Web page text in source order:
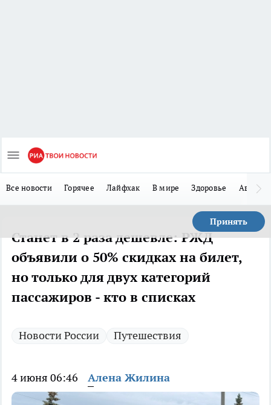
Все новости Горячее Лайфхак В мире Здоровье Авто
Принять
Станет в 2 раза дешевле: РЖД
объявили о 50% скидках на билет,
но только для двух категорий
пассажиров - кто в списках
Новости России Путешествия
4 июня 06:46 Алена Жилина